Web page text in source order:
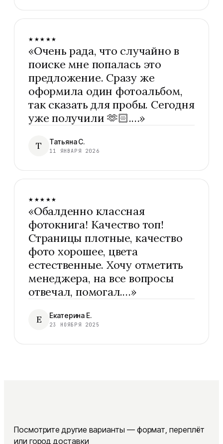
★★★★★
«Очень рада, что случайно в
поиске мне попалась это
предложение. Сразу же
оформила один фотоальбом,
так сказать для пробы. Сегодня
уже получили 🫶🏻.…»
Т Татьяна С.
11 ЯНВАРЯ 2026
★★★★★
«Обалденно классная
фотокнига! Качество топ!
Страницы плотные, качество
фото хорошее, цвета
естественные. Хочу отметить
менеджера, на все вопросы
отвечал, помогал.…»
Е Екатерина Е.
23 НОЯБРЯ 2025
Посмотрите другие варианты — формат, переплёт
или город доставки